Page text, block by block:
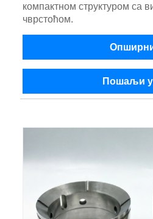
компактном структуром са
чврстоћом.
Пошаљи